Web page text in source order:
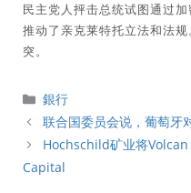
民主党人抨击总统试图通过
推动了亲克莱特托立法和法
突。
分
類
銀行
联合国委员会说，葡萄牙
Hochschild矿业将
Capital